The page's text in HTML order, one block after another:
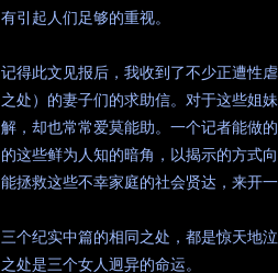
有引起人们足够的重视。
记得此文见报后，我收到了不少正遭性
之处）的妻子们的求助信。对于这些姐
解，却也常常爱莫能助。一个记者能做
的这些鲜为人知的暗角，以揭示的方
能拯救这些不幸家庭的社会贤达，来开一
三个纪实中篇的相同之处，都是惊天地
之处是三个女人迥异的命运。